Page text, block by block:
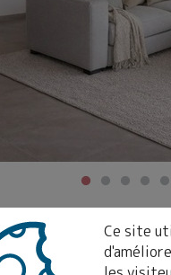
À
Ce site